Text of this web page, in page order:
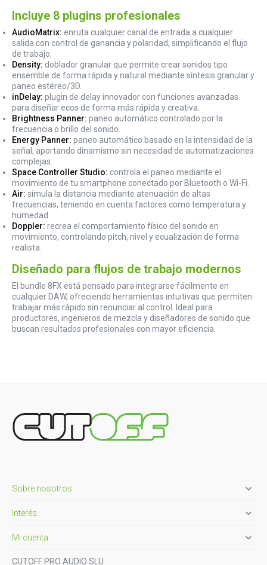
Incluye 8 plugins profesionales
AudioMatrix: enruta cualquier canal de entrada a cualquier
salida con control de ganancia y polaridad, simplificando el flujo
de trabajo.
Density: doblador granular que permite crear sonidos tipo
ensemble de forma rápida y natural mediante síntesis granular y
paneo estéreo/3D.
inDelay: plugin de delay innovador con funciones avanzadas
para diseñar ecos de forma más rápida y creativa.
Brightness Panner: paneo automático controlado por la
frecuencia o brillo del sonido.
Energy Panner: paneo automático basado en la intensidad de la
señal, aportando dinamismo sin necesidad de automatizaciones
complejas.
Space Controller Studio: controla el paneo mediante el
movimiento de tu smartphone conectado por Bluetooth o Wi-Fi.
Air: simula la distancia mediante atenuación de altas
frecuencias, teniendo en cuenta factores como temperatura y
humedad.
Doppler: recrea el comportamiento físico del sonido en
movimiento, controlando pitch, nivel y ecualización de forma
realista.
Diseñado para flujos de trabajo modernos
El bundle 8FX está pensado para integrarse fácilmente en
cualquier DAW, ofreciendo herramientas intuitivas que permiten
trabajar más rápido sin renunciar al control. Ideal para
productores, ingenieros de mezcla y diseñadores de sonido que
buscan resultados profesionales con mayor eficiencia.
Sobre nosotros 
Interés 
Mi cuenta 
CUTOFF PRO AUDIO SLU